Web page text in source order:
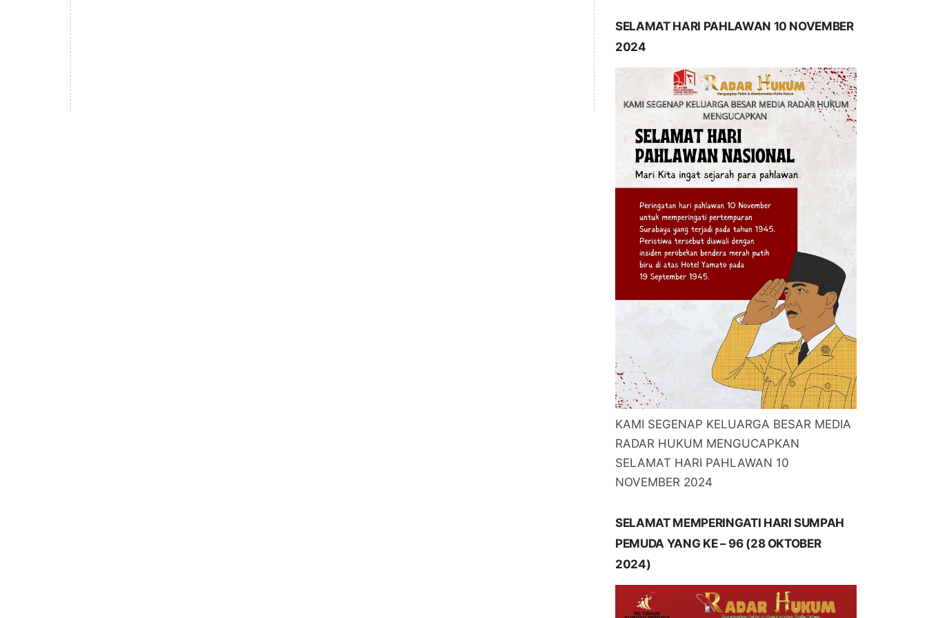
SELAMAT HARI PAHLAWAN 10 NOVEMBER
2024
KAMI SEGENAP KELUARGA BESAR MEDIA
RADAR HUKUM MENGUCAPKAN
SELAMAT HARI PAHLAWAN 10
NOVEMBER 2024
SELAMAT MEMPERINGATI HARI SUMPAH
PEMUDA YANG KE – 96 (28 OKTOBER
2024)